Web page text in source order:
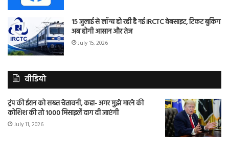
15 जुलाई से लॉन्च हो रही है नई IRCTC वेबसाइट, टिकट बुकिंग
अब होगी आसान और तेज
July 15, 2026
वीडियो
ट्रंप की ईरान को सख्त चेतावनी, कहा- अगर मुझे मारने की
कोशिश की तो 1000 मिसाइलें दाग दी जाएंगी
July 11, 2026